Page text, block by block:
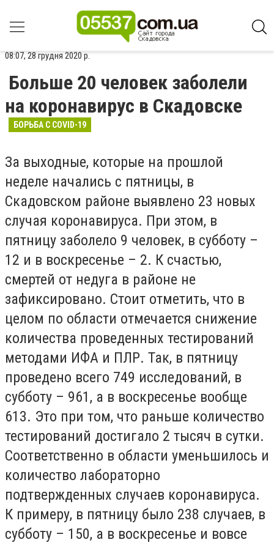
08:07, 28 грудня 2020 р.
Больше 20 человек заболели
на коронавирус в Скадовске
БОРЬБА С COVID-19
За выходные, которые на прошлой
неделе начались с пятницы, в
Скадовском районе выявлено 23 новых
случая коронавируса. При этом, в
пятницу заболело 9 человек, в субботу –
12 и в воскресенье – 2. К счастью,
смертей от недуга в районе не
зафиксировано. Стоит отметить, что в
целом по области отмечается снижение
количества проведенных тестирований
методами ИФА и ПЛР. Так, в пятницу
проведено всего 749 исследований, в
субботу – 961, а в воскресенье вообще
613. Это при том, что раньше количество
тестирований достигало 2 тысяч в сутки.
Соответственно в области уменьшилось и
количество лабораторно
подтвержденных случаев коронавируса.
К примеру, в пятницу было 238 случаев, в
субботу – 150, а в воскресенье и вовсе